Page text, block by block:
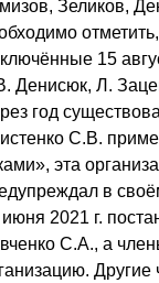
Зеликов,
15
Денисюк, Л.
год
С.В.
эта
в
июня 2021 г.
С.А., а
Другие